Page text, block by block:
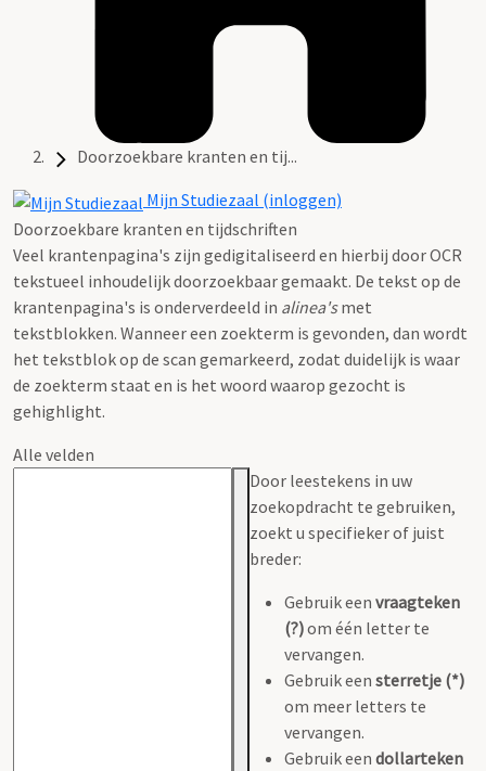
Doorzoekbare kranten en tij...
Mijn Studiezaal (inloggen)
Doorzoekbare kranten en tijdschriften
Veel krantenpagina's zijn gedigitaliseerd en hierbij door OCR
tekstueel inhoudelijk doorzoekbaar gemaakt. De tekst op de
krantenpagina's is onderverdeeld in alinea'smet
tekstblokken. Wanneer een zoekterm is gevonden, dan wordt
het tekstblok op de scan gemarkeerd, zodat duidelijk is waar
de zoekterm staat en is het woord waarop gezocht is
gehighlight.
Alle velden
Door leestekens in uw
zoekopdracht te gebruiken,
zoekt u specifieker of juist
breder:
Gebruik een vraagteken
(?)om één letter te
vervangen.
Gebruik een sterretje (*)
om meer letters te
vervangen.
Gebruik een dollarteken